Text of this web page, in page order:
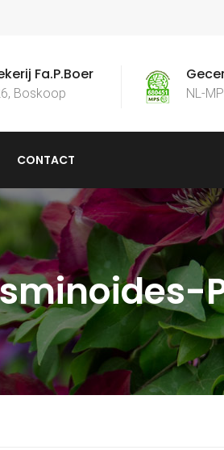
Fa.P.Boer
Boskoop NL-
CONTACT